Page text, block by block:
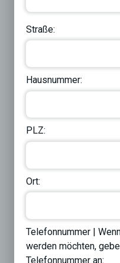
Straße:
Hausnummer:
PLZ:
Ort:
Telefonnummer |
werden möchten,
Telefonnummer an: